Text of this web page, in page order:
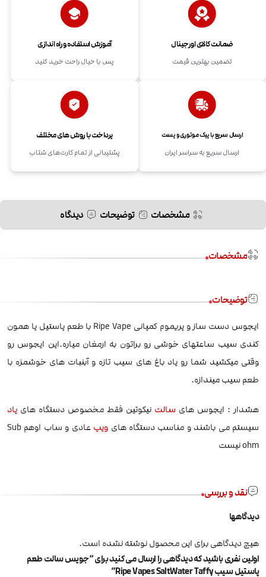
ضمانت کالای اورجینال
تضمین بهترین قیمت
آموزش استفاده و راه اندازی
پس با خیال راحت خرید کنید
ارسال سریع با پیک موتوری و پست
ارسال سریع به سراسر ایران
پرداخت با روش های مختلف
پشتیبانی از تمام کارت‌های شتاب
مشخصات توضیحات دیدگاه
مشخصات
توضیحات
ایجوس دست ساز و پریموم کمپانی Ripe Vape با طعم پاستیل یا همون
کندی سیب ساعتهای خوشی رو براتون به ارمغان میاره.این ایجوس رو
وقتی میکشید شما رو یاد باغ های سیب تازه و آبنبات های خوشمزه با
طعم سیب میندازه.
هشدار : ایجوس های سالت نیکوتین فقط مخصوص دستگاه های پاد
سیستم می باشند و مناسب دستگاه های ویپ
عادی و ساب اوهم Sub
ohm نیست
نقد و بررسی
دیدگاهها
هیچ دیدگاهی برای این محصول نوشته نشده است.
اولین نفری باشید که دیدگاهی را ارسال می کنید برای “جویس سالت طعم
پاستیل سیب Ripe Vapes SaltWater Taffy”